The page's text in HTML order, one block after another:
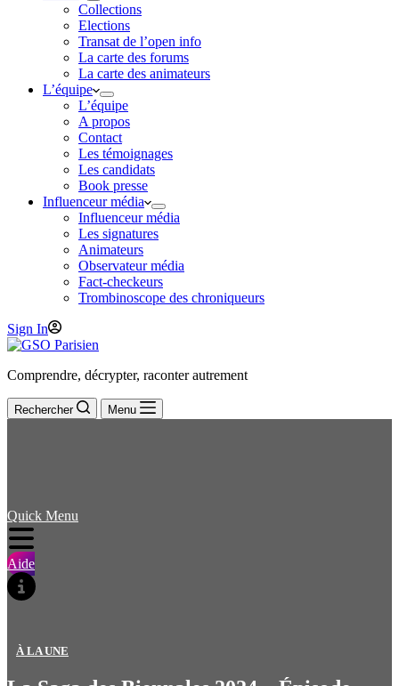
Collections
Elections
Transat de l’open info
La carte des forums
La carte des animateurs
L’équipe
L’équipe
A propos
Contact
Les témoignages
Les candidats
Book presse
Influenceur média
Influenceur média
Les signatures
Animateurs
Observateur média
Fact-checkeurs
Trombinoscope des chroniqueurs
Sign In
Comprendre, décrypter, raconter autrement
Rechercher Menu
Quick Menu
Aide
À LA UNE